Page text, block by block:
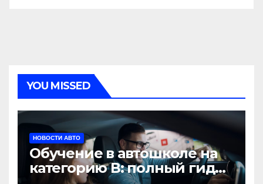
YOU MISSED
НОВОСТИ АВТО
Обучение в автошколе на
категорию В: полный гид